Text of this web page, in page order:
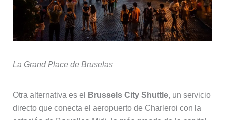
La Grand Place de Bruselas
Otra alternativa es el Brussels City Shuttle, un servicio
directo que conecta el aeropuerto de Charleroi con la